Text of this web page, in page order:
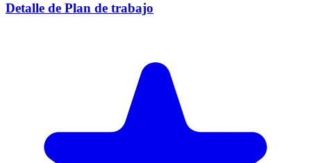
Detalle de Plan de trabajo